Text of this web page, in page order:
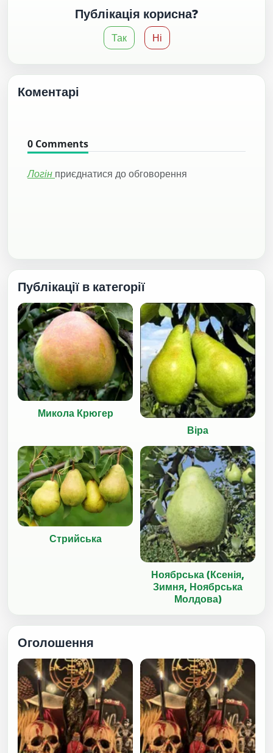
Публікація корисна?
Так Ні
Коментарі
0 Comments
Логін приєднатися до обговорення
Публікації в категорії
Микола Крюгер
Віра
Стрийська
Ноябрська (Ксенія,
Зимня, Ноябрська
Молдова)
Оголошення